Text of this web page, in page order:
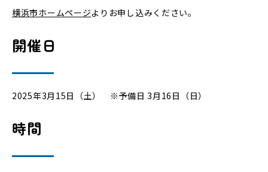
横浜市ホームページよりお申し込みください。
開催日
2025年3月15日（土） ※予備日 3月16日（日）
時間